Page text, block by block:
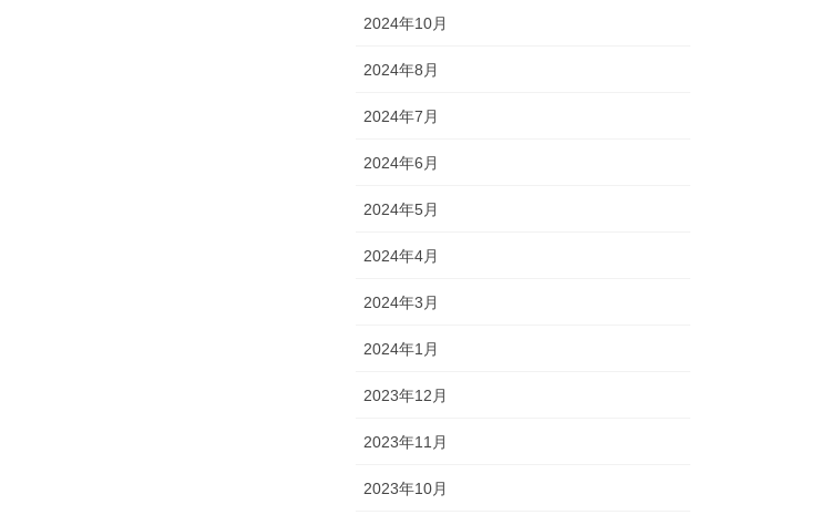
2024年10月
2024年8月
2024年7月
2024年6月
2024年5月
2024年4月
2024年3月
2024年1月
2023年12月
2023年11月
2023年10月